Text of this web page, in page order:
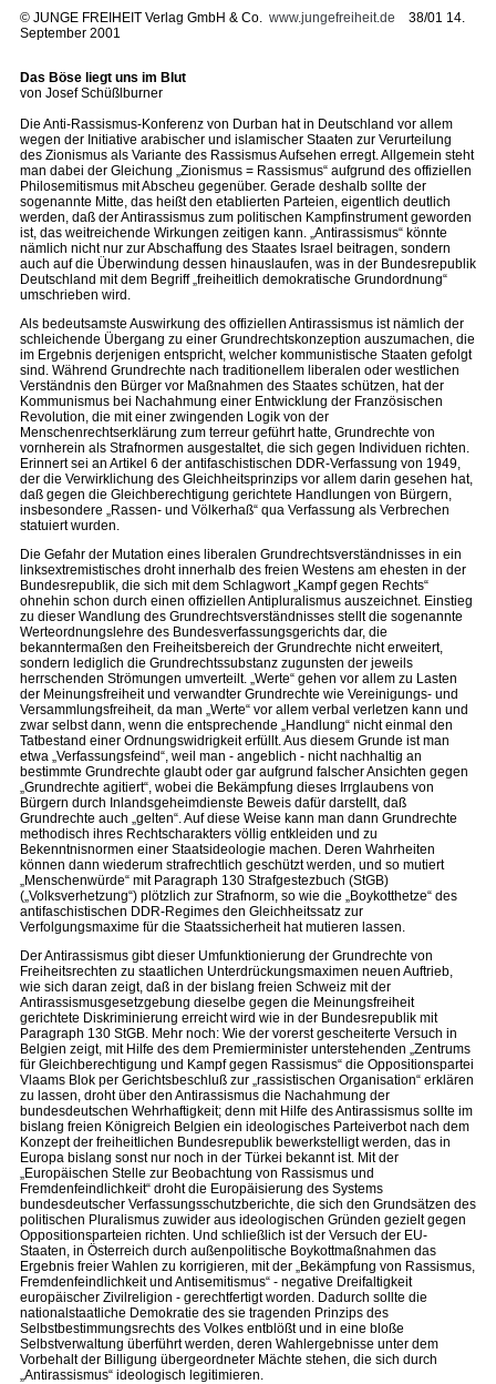
© JUNGE FREIHEIT Verlag GmbH & Co. www.jungefreiheit.de 38/01 14.
September 2001
Das Böse liegt uns im Blut
von Josef Schüßlburner
Die Anti-Rassismus-Konferenz von Durban hat in Deutschland vor allem
wegen der Initiative arabischer und islamischer Staaten zur Verurteilung
des Zionismus als Variante des Rassismus Aufsehen erregt. Allgemein steht
man dabei der Gleichung „Zionismus = Rassismus“ aufgrund des offiziellen
Philosemitismus mit Abscheu gegenüber. Gerade deshalb sollte der
sogenannte Mitte, das heißt den etablierten Parteien, eigentlich deutlich
werden, daß der Antirassismus zum politischen Kampfinstrument geworden
ist, das weitreichende Wirkungen zeitigen kann. „Antirassismus“ könnte
nämlich nicht nur zur Abschaffung des Staates Israel beitragen, sondern
auch auf die Überwindung dessen hinauslaufen, was in der Bundesrepublik
Deutschland mit dem Begriff „freiheitlich demokratische Grundordnung“
umschrieben wird.
Als bedeutsamste Auswirkung des offiziellen Antirassismus ist nämlich der
schleichende Übergang zu einer Grundrechtskonzeption auszumachen, die
im Ergebnis derjenigen entspricht, welcher kommunistische Staaten gefolgt
sind. Während Grundrechte nach traditionellem liberalen oder westlichen
Verständnis den Bürger vor Maßnahmen des Staates schützen, hat der
Kommunismus bei Nachahmung einer Entwicklung der Französischen
Revolution, die mit einer zwingenden Logik von der
Menschenrechtserklärung zum terreur geführt hatte, Grundrechte von
vornherein als Strafnormen ausgestaltet, die sich gegen Individuen richten.
Erinnert sei an Artikel 6 der antifaschistischen DDR-Verfassung von 1949,
der die Verwirklichung des Gleichheitsprinzips vor allem darin gesehen hat,
daß gegen die Gleichberechtigung gerichtete Handlungen von Bürgern,
insbesondere „Rassen- und Völkerhaß“ qua Verfassung als Verbrechen
statuiert wurden.
Die Gefahr der Mutation eines liberalen Grundrechtsverständnisses in ein
linksextremistisches droht innerhalb des freien Westens am ehesten in der
Bundesrepublik, die sich mit dem Schlagwort „Kampf gegen Rechts“
ohnehin schon durch einen offiziellen Antipluralismus auszeichnet. Einstieg
zu dieser Wandlung des Grundrechtsverständnisses stellt die sogenannte
Werteordnungslehre des Bundesverfassungsgerichts dar, die
bekanntermaßen den Freiheitsbereich der Grundrechte nicht erweitert,
sondern lediglich die Grundrechtssubstanz zugunsten der jeweils
herrschenden Strömungen umverteilt. „Werte“ gehen vor allem zu Lasten
der Meinungsfreiheit und verwandter Grundrechte wie Vereinigungs- und
Versammlungsfreiheit, da man „Werte“ vor allem verbal verletzen kann und
zwar selbst dann, wenn die entsprechende „Handlung“ nicht einmal den
Tatbestand einer Ordnungswidrigkeit erfüllt. Aus diesem Grunde ist man
etwa „Verfassungsfeind“, weil man - angeblich - nicht nachhaltig an
bestimmte Grundrechte glaubt oder gar aufgrund falscher Ansichten gegen
„Grundrechte agitiert“, wobei die Bekämpfung dieses Irrglaubens von
Bürgern durch Inlandsgeheimdienste Beweis dafür darstellt, daß
Grundrechte auch „gelten“. Auf diese Weise kann man dann Grundrechte
methodisch ihres Rechtscharakters völlig entkleiden und zu
Bekenntnisnormen einer Staatsideologie machen. Deren Wahrheiten
können dann wiederum strafrechtlich geschützt werden, und so mutiert
„Menschenwürde“ mit Paragraph 130 Strafgestezbuch (StGB)
(„Volksverhetzung“) plötzlich zur Strafnorm, so wie die „Boykotthetze“ des
antifaschistischen DDR-Regimes den Gleichheitssatz zur
Verfolgungsmaxime für die Staatssicherheit hat mutieren lassen.
Der Antirassismus gibt dieser Umfunktionierung der Grundrechte von
Freiheitsrechten zu staatlichen Unterdrückungsmaximen neuen Auftrieb,
wie sich daran zeigt, daß in der bislang freien Schweiz mit der
Antirassismusgesetzgebung dieselbe gegen die Meinungsfreiheit
gerichtete Diskriminierung erreicht wird wie in der Bundesrepublik mit
Paragraph 130 StGB. Mehr noch: Wie der vorerst gescheiterte Versuch in
Belgien zeigt, mit Hilfe des dem Premierminister unterstehenden „Zentrums
für Gleichberechtigung und Kampf gegen Rassismus“ die Oppositionspartei
Vlaams Blok per Gerichtsbeschluß zur „rassistischen Organisation“ erklären
zu lassen, droht über den Antirassismus die Nachahmung der
bundesdeutschen Wehrhaftigkeit; denn mit Hilfe des Antirassismus sollte im
bislang freien Königreich Belgien ein ideologisches Parteiverbot nach dem
Konzept der freiheitlichen Bundesrepublik bewerkstelligt werden, das in
Europa bislang sonst nur noch in der Türkei bekannt ist. Mit der
„Europäischen Stelle zur Beobachtung von Rassismus und
Fremdenfeindlichkeit“ droht die Europäisierung des Systems
bundesdeutscher Verfassungsschutzberichte, die sich den Grundsätzen des
politischen Pluralismus zuwider aus ideologischen Gründen gezielt gegen
Oppositionsparteien richten. Und schließlich ist der Versuch der EU-
Staaten, in Österreich durch außenpolitische Boykottmaßnahmen das
Ergebnis freier Wahlen zu korrigieren, mit der „Bekämpfung von Rassismus,
Fremdenfeindlichkeit und Antisemitismus“ - negative Dreifaltigkeit
europäischer Zivilreligion - gerechtfertigt worden. Dadurch sollte die
nationalstaatliche Demokratie des sie tragenden Prinzips des
Selbstbestimmungsrechts des Volkes entblößt und in eine bloße
Selbstverwaltung überführt werden, deren Wahlergebnisse unter dem
Vorbehalt der Billigung übergeordneter Mächte stehen, die sich durch
„Antirassismus“ ideologisch legitimieren.